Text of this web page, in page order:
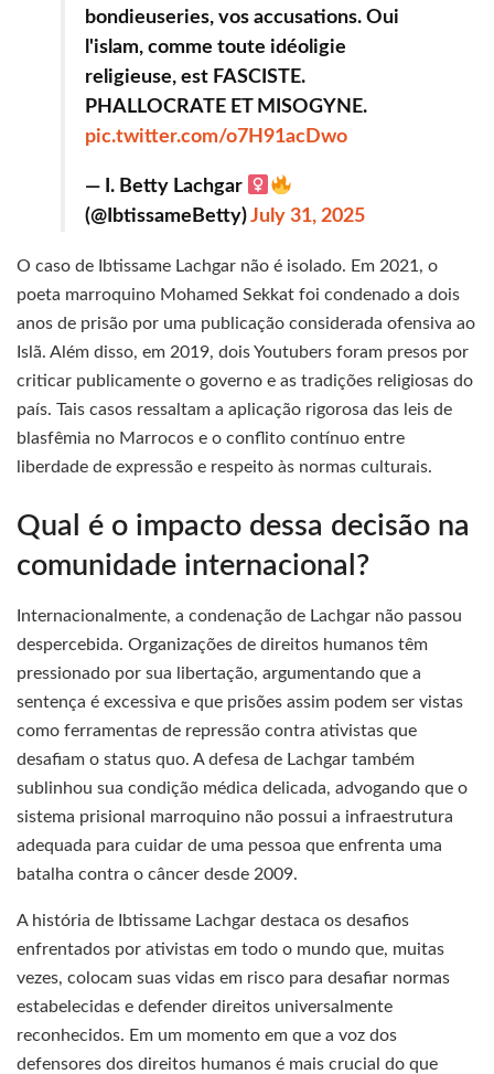
bondieuseries, vos accusations. Oui
l'islam, comme toute idéoligie
religieuse, est FASCISTE.
PHALLOCRATE ET MISOGYNE.
pic.twitter.com/o7H91acDwo
— I. Betty Lachgar
(@IbtissameBetty)July 31, 2025
O caso de Ibtissame Lachgar não é isolado. Em 2021, o
poeta marroquino Mohamed Sekkat foi condenado a dois
anos de prisão por uma publicação considerada ofensiva ao
Islã. Além disso, em 2019, dois Youtubers foram presos por
criticar publicamente o governo e as tradições religiosas do
país. Tais casos ressaltam a aplicação rigorosa das leis de
blasfêmia no Marrocos e o conflito contínuo entre
liberdade de expressão e respeito às normas culturais.
Qual é o impacto dessa decisão na
comunidade internacional?
Internacionalmente, a condenação de Lachgar não passou
despercebida. Organizações de direitos humanos têm
pressionado por sua libertação, argumentando que a
sentença é excessiva e que prisões assim podem ser vistas
como ferramentas de repressão contra ativistas que
desafiam o status quo. A defesa de Lachgar também
sublinhou sua condição médica delicada, advogando que o
sistema prisional marroquino não possui a infraestrutura
adequada para cuidar de uma pessoa que enfrenta uma
batalha contra o câncer desde 2009.
A história de Ibtissame Lachgar destaca os desafios
enfrentados por ativistas em todo o mundo que, muitas
vezes, colocam suas vidas em risco para desafiar normas
estabelecidas e defender direitos universalmente
reconhecidos. Em um momento em que a voz dos
defensores dos direitos humanos é mais crucial do que